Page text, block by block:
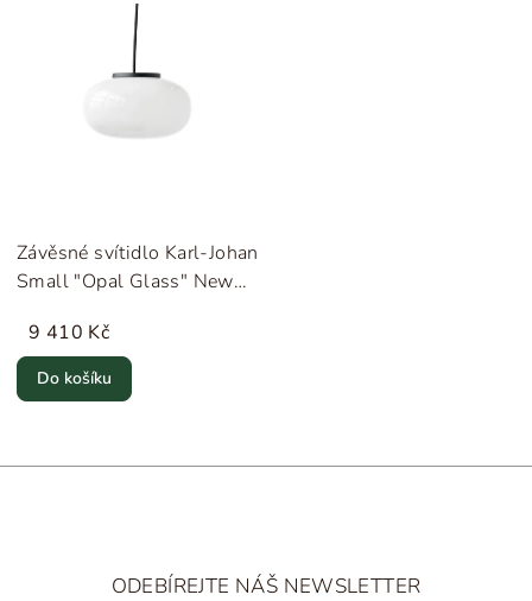
Závěsné svítidlo Karl-Johan
Small "Opal Glass" New
9 410 Kč
Do košíku
ODEBÍREJTE NÁŠ NEWSLETTER